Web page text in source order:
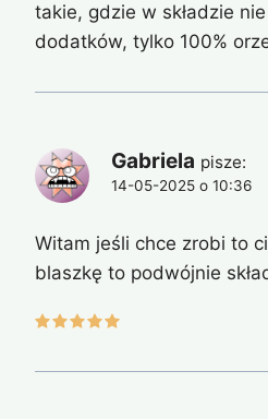
takie, gdzie w składzie
dodatków, tylko 100%
Gabriela pisze:
14-05-2025 o 10:36
Witam jeśli chce zrobi to
blaszkę to podwójnie